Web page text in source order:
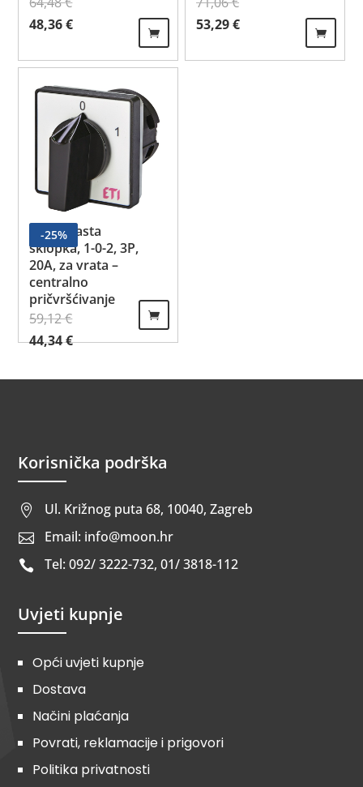
Izvorna cijena bila je: 64,48 €.
48,36€Trenutna cijena je: 48,36 €.Izvorna cijena bila je: 71,06 €.
53,29€Trenutna cijena je: 53,29
-25%
Grebenasta
sklopka, 1-0-2, 3P,
20A, za vrata –
centralno
pričvršćivanje
59,12€
Izvorna cijena bila je: 59,12 €.
44,34€Trenutna cijena je: 44,34 €.
Korisnička podrška
 Ul. Križnog puta 68, 10040, Zagreb
 Email: info@moon.hr
 Tel: 092/ 3222-732, 01/ 3818-112
Uvjeti kupnje
Opći uvjeti kupnje
Dostava
Načini plaćanja
Povrati, reklamacije i prigovori
Politika privatnosti